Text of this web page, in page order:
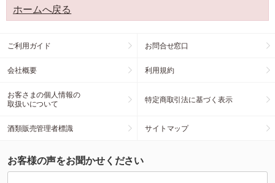
ホームへ戻る
ご利用ガイド お問合せ窓口
会社概要 利用規約
お客さまの個人情報の
取扱いについて
特定商取引法に基づく表示
酒類販売管理者標識 サイトマップ
お客様の声をお聞かせください